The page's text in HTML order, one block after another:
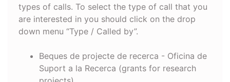
types of calls. To select the type of call that you
are interested in you should click on the drop
down menu “Type / Called by”.
Beques de projecte de recerca - Oficina de
Suport a la Recerca (grants for research